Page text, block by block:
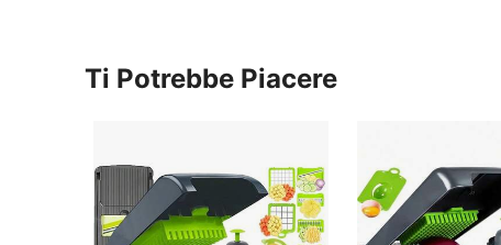
Ti Potrebbe Piacere